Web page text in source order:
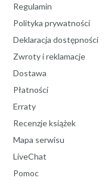
Regulamin
Polityka prywatności
Deklaracja dostępności
Zwroty i reklamacje
Dostawa
Płatności
Erraty
Recenzje książek
Mapa serwisu
LiveChat
Pomoc